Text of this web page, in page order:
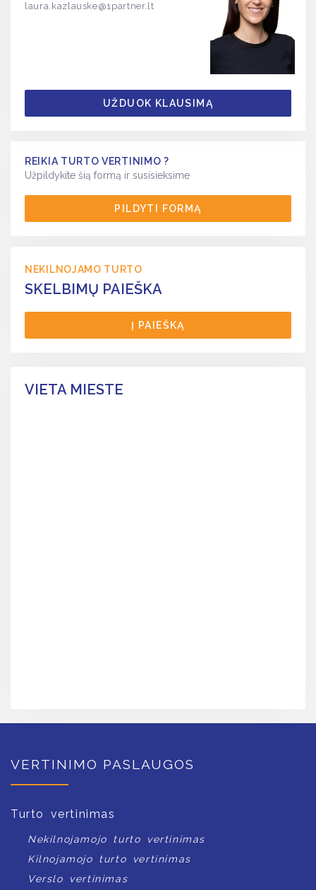
laura.kazlauske@1partner.lt
UŽDUOK KLAUSIMĄ
REIKIA TURTO VERTINIMO ?
Užpildykite šią formą ir susisieksime
PILDYTI FORMĄ
NEKILNOJAMO TURTO
SKELBIMŲ PAIEŠKA
Į PAIEŠKĄ
VIETA MIESTE
VERTINIMO PASLAUGOS
Turto vertinimas
Nekilnojamojo turto vertinimas
Kilnojamojo turto vertinimas
Verslo vertinimas